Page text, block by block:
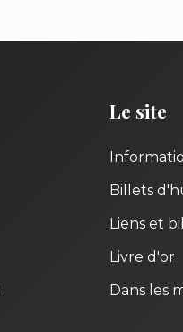
Le site
Billets
Liens et
Livre d'or
Dans les